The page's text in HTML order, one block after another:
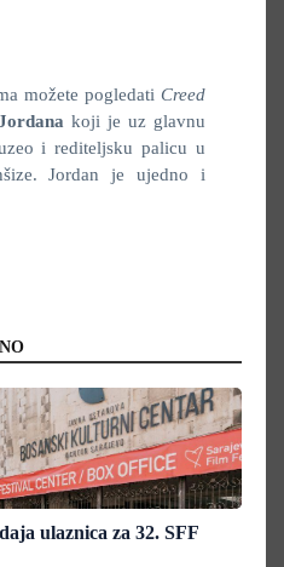
možete pogledati Creed
koji je uz glavnu
i rediteljsku palicu u
Jordan je ujedno i
ulaznica za 32. SFF